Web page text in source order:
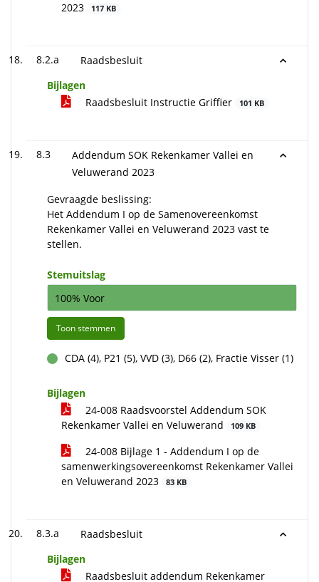
2023
117 KB
8.2.a
Raadsbesluit
Bijlagen
Raadsbesluit Instructie Griffier
101 KB
8.3
Addendum SOK Rekenkamer Vallei en
Veluwerand 2023
Gevraagde beslissing:
Het Addendum I op de Samenovereenkomst
Rekenkamer Vallei en Veluwerand 2023 vast te
stellen.
Stemuitslag
100% Voor
Toon stemmen
voor
CDA (4), P21 (5), VVD (3), D66 (2), Fractie Visser (1)
Bijlagen
24-008 Raadsvoorstel Addendum SOK
Rekenkamer Vallei en Veluwerand
109 KB
24-008 Bijlage 1 - Addendum I op de
samenwerkingsovereenkomst Rekenkamer Vallei
en Veluwerand 2023
83 KB
8.3.a
Raadsbesluit
Bijlagen
Raadsbesluit addendum Rekenkamer